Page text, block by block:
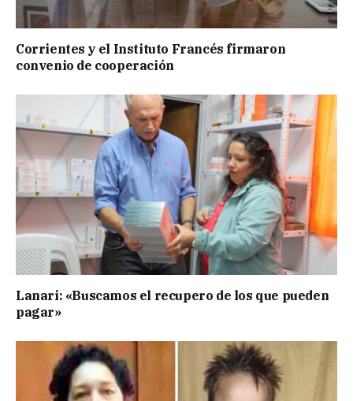
Corrientes y el Instituto Francés firmaron
convenio de cooperación
Lanari: «Buscamos el recupero de los que pueden
pagar»